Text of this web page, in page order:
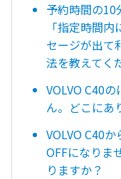
予約時間の10
「指定時間
セージが出て
法を教えてく
VOLVO C40
ん。どこにあ
VOLVO C40
OFFになりま
りますか？